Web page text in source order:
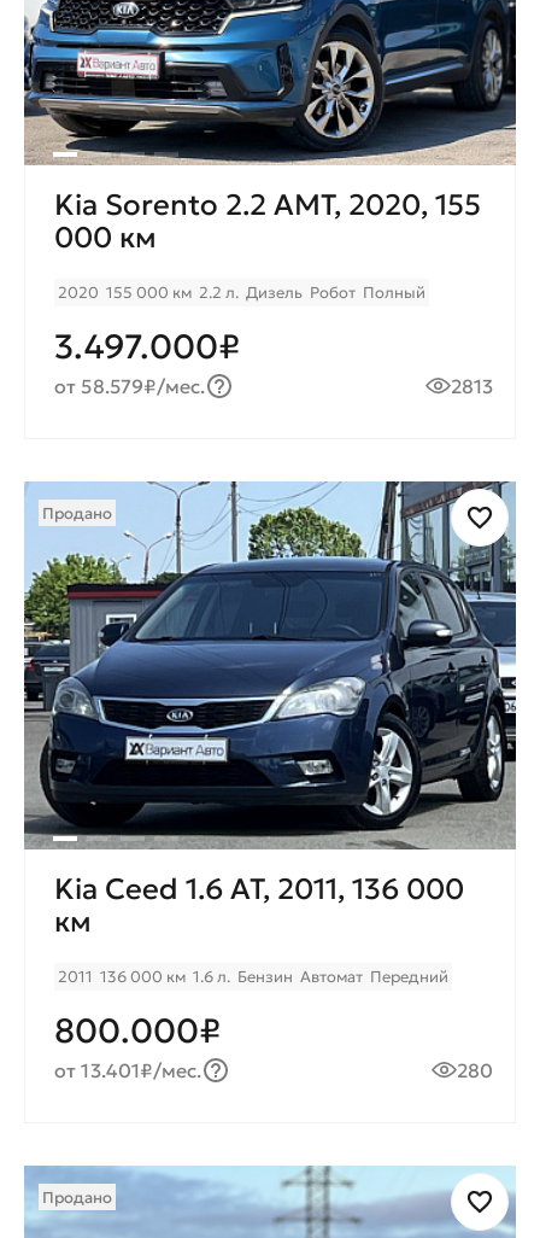
Kia Sorento 2.2 AMT, 2020, 155
000 км
2020 155 000 км 2.2 л. Дизель Робот Полный
3.497.000₽
от 58.579₽/мес. 2813
Продано
Kia Ceed 1.6 AT, 2011, 136 000
км
2011 136 000 км 1.6 л. Бензин Автомат Передний
800.000₽
от 13.401₽/мес. 280
Продано